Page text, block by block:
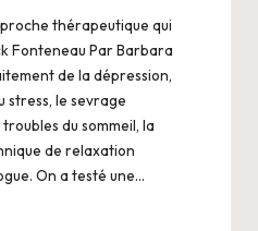
thérapeutique qui
Fonteneau Par Barbara
de la dépression,
stress, le sevrage
du sommeil, la
de relaxation
On a testé une…